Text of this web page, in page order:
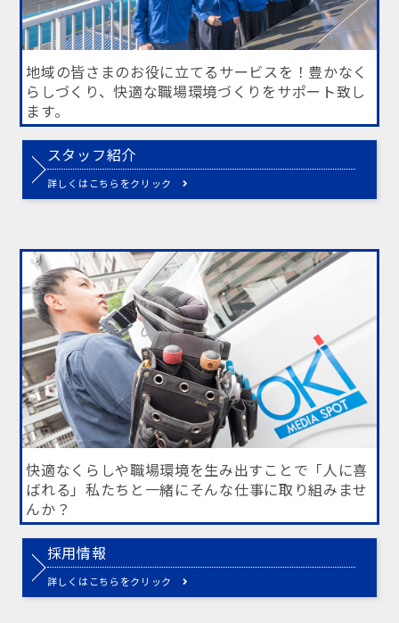
地域の皆さまのお役に立てるサービスを！ 豊かなく
らしづくり、快適な職場環境づくりをサポート致し
ます。
スタッフ紹介
詳しくはこちらをクリック
快適なくらしや職場環境を生み出すことで「人に喜
ばれる」私たちと一緒にそんな仕事に取り組みませ
んか？
採用情報
詳しくはこちらをクリック